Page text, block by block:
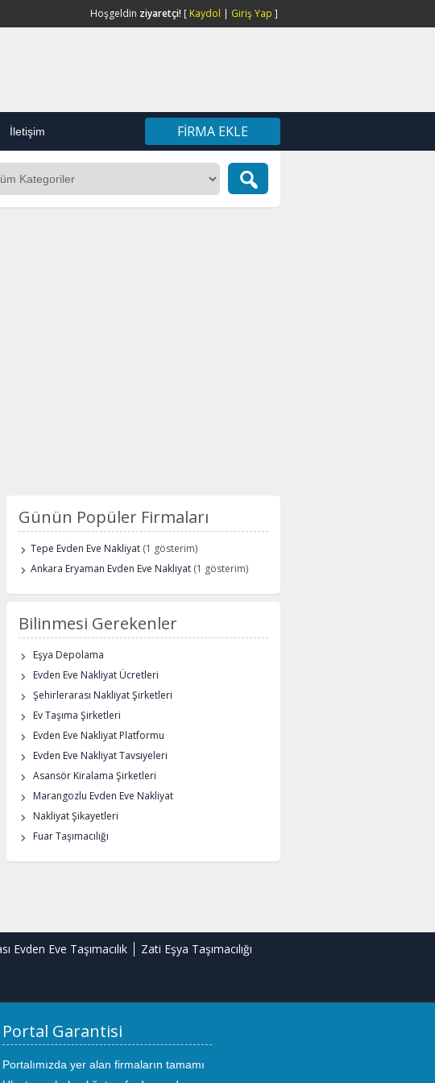
Hoşgeldin ziyaretçi! [ Kaydol | Giriş Yap ]
İletişim FIRMA EKLE
Günün Popüler Firmaları
Tepe Evden Eve Nakliyat (1 gösterim)
Ankara Eryaman Evden Eve Nakliyat (1 gösterim)
Bilinmesi Gerekenler
Eşya Depolama
Evden Eve Nakliyat Ücretleri
Şehirlerarası Nakliyat Şirketleri
Ev Taşıma Şirketleri
Evden Eve Nakliyat Platformu
Evden Eve Nakliyat Tavsiyeleri
Asansör Kiralama Şirketleri
Marangozlu Evden Eve Nakliyat
Nakliyat Şikayetleri
Fuar Taşımacılığı
Evden Eve Taşımacılık Zati Eşya Taşımacılığı
Portal Garantisi
Portalımızda yer alan firmaların tamamı